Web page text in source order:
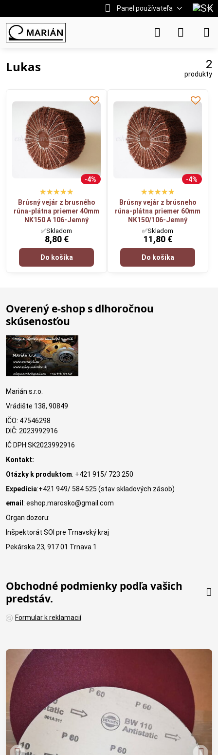
Panel používateľa
Lukas 2
produkty
4%
Brúsný vejár z brusného
rúna-plátna priemer 40mm
NK150 A 106-Jemný
✅Skladom
8,80 €
Do košíka
4%
Brúsny vejár z brúsneho
rúna-plátna priemer 60mm
NK150/106-Jemný
✅Skladom
11,80 €
Do košíka
Overený e-shop s dlhoročnou
skúsenosťou
Marián s.r.o.
Vrádište 138, 90849
IČO: 47546298
DIČ: 2023992916
IČ DPH:SK2023992916
Kontakt:
Otázky k produktom: +421 915/ 723 250
Expedícia:+421 949/ 584 525 (stav skladových zásob)
email : eshop.marosko@gmail.com
Organ dozoru:
Inšpektorát SOI pre Trnavský kraj
Pekárska 23, 917 01 Trnava 1
Obchodné podmienky podľa vašich
predstáv.
Formular k reklamacií